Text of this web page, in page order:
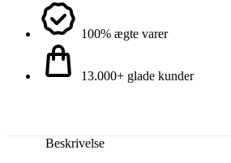
100% ægte varer
13.000+ glade kunder
Beskrivelse